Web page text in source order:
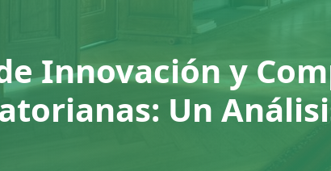
Innovación y
Un